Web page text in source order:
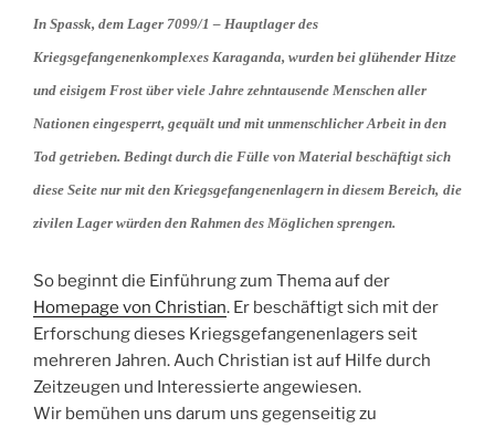
In Spassk, dem Lager 7099/1 – Hauptlager des
Kriegsgefangenenkomplexes Karaganda, wurden bei glühender Hitze
und eisigem Frost über viele Jahre zehntausende Menschen aller
Nationen eingesperrt, gequält und mit unmenschlicher Arbeit in den
Tod getrieben. Bedingt durch die Fülle von Material beschäftigt sich
diese Seite nur mit den Kriegsgefangenenlagern in diesem Bereich, die
zivilen Lager würden den Rahmen des Möglichen sprengen.
So beginnt die Einführung zum Thema auf der
Homepage von Christian. Er beschäftigt sich mit der
Erforschung dieses Kriegsgefangenenlagers seit
mehreren Jahren. Auch Christian ist auf Hilfe durch
Zeitzeugen und Interessierte angewiesen.
Wir bemühen uns darum uns gegenseitig zu